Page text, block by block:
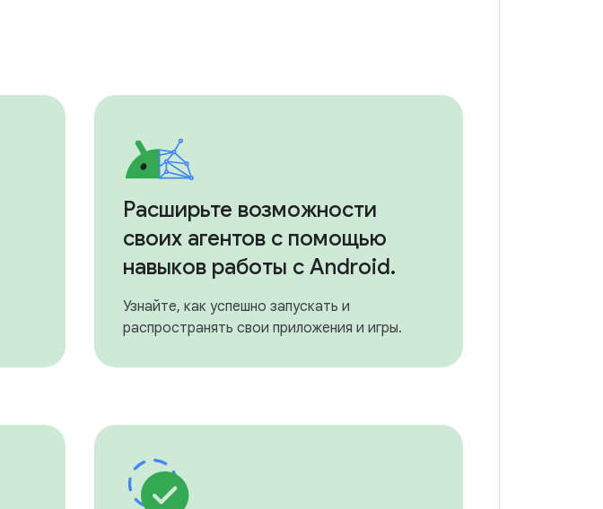
Расширьте возможности
своих агентов с помощью
навыков работы с Android.
Узнайте, как успешно запускать и
распространять свои приложения и игры.